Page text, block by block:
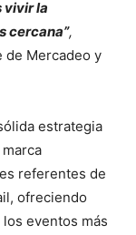
vivir la
cercana”,
de Mercadeo y
estrategia
referentes de
ofreciendo
eventos más